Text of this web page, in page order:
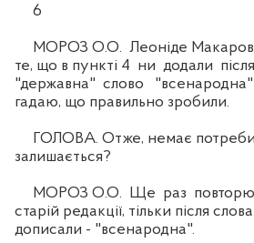
6
МОРОЗ О.О. Леоніде
те, що в пункті 4 ни додали
"державна" слово "всенародна"
гадаю, що правильно зробили.
ГОЛОВА. Отже, немає потреби
залишається?
МОРОЗ О.О. Ще раз
старій редакції, тільки після
дописали - "всенародна".